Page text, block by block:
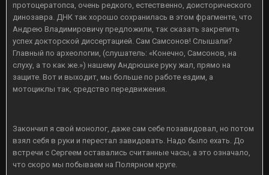
протоцератопса, очень редкого, естественно, доисторического
динозавра. ДНК так хорошо сохранилась в этом фрагменте, что
Андрею Владимировичу предложили, так сказать закрепить
успех докторской диссертацией. Сам Самсонов! Слышали?
Главный по археологии, (слушатель: «Конечно, Самсонов, на
слуху, а то как же.») нашему Андрюшке руку жал, прямо на
защите. Вот и выходит, мы больше по работе ездим, а
мотоциклы так, средство передвижения.
Закончил я свой монолог, даже сам себе позавидовал, но потом
взял себя в руки и перестал завидовать. Надо было ехать. До
встречи с Сергеем оставались считанные часы, а это означало,
что скоро мы побываем на Полярном круге.